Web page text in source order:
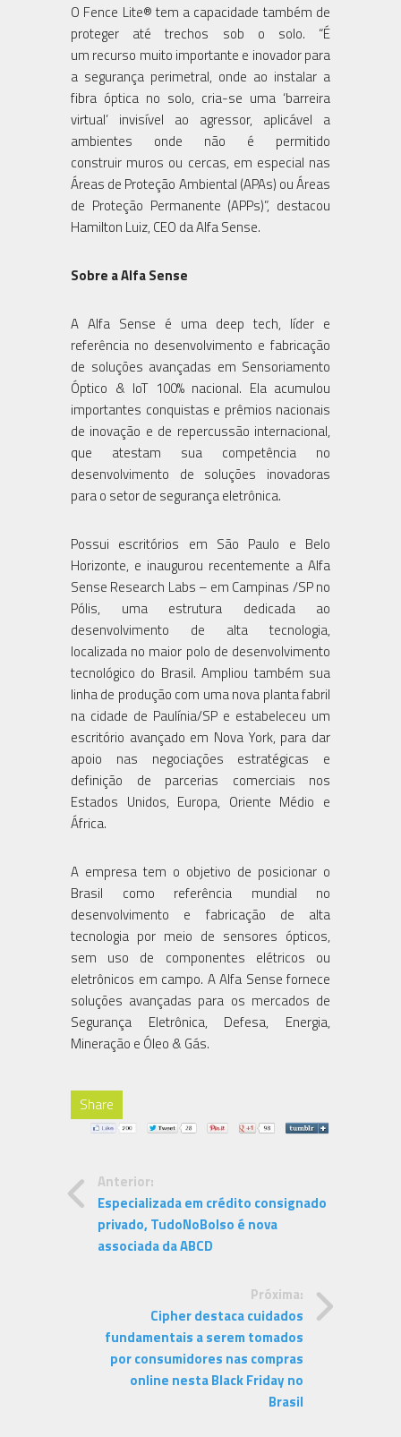
O Fence Lite® tem a capacidade também de
proteger até trechos sob o solo. “É
um recurso muito importante e inovador para
a segurança perimetral, onde ao instalar a
fibra óptica no solo, cria-se uma ‘barreira
virtual’ invisível ao agressor, aplicável a
ambientes onde não é permitido
construir muros ou cercas, em especial nas
Áreas de Proteção Ambiental (APAs) ou Áreas
de Proteção Permanente (APPs)”, destacou
Hamilton Luiz, CEO da Alfa Sense.
Sobre a Alfa Sense
A Alfa Sense é uma deep tech, líder e
referência no desenvolvimento e fabricação
de soluções avançadas em Sensoriamento
Óptico & IoT 100% nacional. Ela acumulou
importantes conquistas e prêmios nacionais
de inovação e de repercussão internacional,
que atestam sua competência no
desenvolvimento de soluções inovadoras
para o setor de segurança eletrônica.
Possui escritórios em São Paulo e Belo
Horizonte, e inaugurou recentemente a Alfa
Sense Research Labs – em Campinas /SP no
Pólis, uma estrutura dedicada ao
desenvolvimento de alta tecnologia,
localizada no maior polo de desenvolvimento
tecnológico do Brasil. Ampliou também sua
linha de produção com uma nova planta fabril
na cidade de Paulínia/SP e estabeleceu um
escritório avançado em Nova York, para dar
apoio nas negociações estratégicas e
definição de parcerias comerciais nos
Estados Unidos, Europa, Oriente Médio e
África.
A empresa tem o objetivo de posicionar o
Brasil como referência mundial no
desenvolvimento e fabricação de alta
tecnologia por meio de sensores ópticos,
sem uso de componentes elétricos ou
eletrônicos em campo. A Alfa Sense fornece
soluções avançadas para os mercados de
Segurança Eletrônica, Defesa, Energia,
Mineração e Óleo & Gás.
Share
Anterior:
Especializada em crédito consignado
privado, TudoNoBolso é nova
associada da ABCD
Próxima:
Cipher destaca cuidados
fundamentais a serem tomados
por consumidores nas compras
online nesta Black Friday no
Brasil